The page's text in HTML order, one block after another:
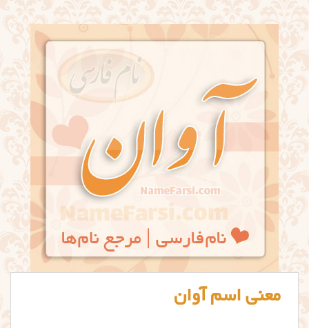
معنی اسم آوان